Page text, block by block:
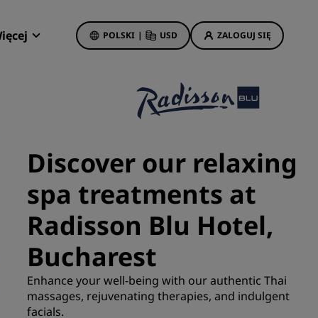
POLSKI | USD ZALOGUJ SIĘ
Oferty hotelowe
Dobre pierwsze wrażenie
Deals of the Day
Zarezerwuj z wyprzedzeniem
Zobacz nasze pakiety
Pomysły na podróż
Hotele przyjazne dla rodzin
Discover our relaxing
spa treatments at
Radisson Blu Hotel,
Bucharest
Enhance your well-being with our authentic Thai
massages, rejuvenating therapies, and indulgent
facials.